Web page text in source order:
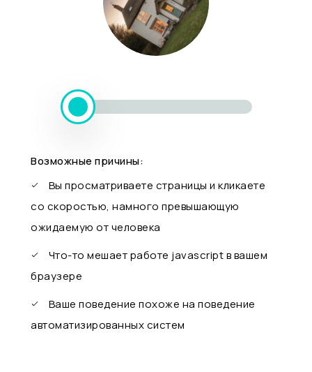
Возможные причины:
Вы просматриваете страницы и кликаете
со скоростью, намного превышающую
ожидаемую от человека
Что-то мешает работе javascript в вашем
браузере
Ваше поведение похоже на поведение
автоматизированных систем